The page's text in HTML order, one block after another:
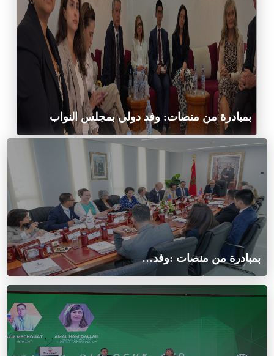
بمبادرة من منصات: وفد دولي بمجلس النواب
بمبادرة من منصات :وفد…